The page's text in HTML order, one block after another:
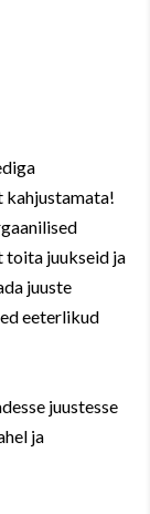
kahjustamata!
toita juukseid ja
juuste
eeterlikud
juustesse
ja